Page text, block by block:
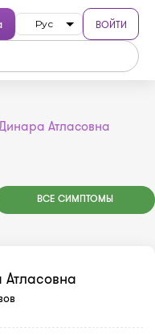
Рус ВОЙТИ
Атласовна
ВСЕ СИМПТОМЫ